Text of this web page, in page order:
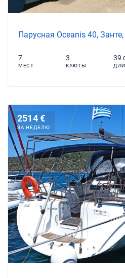
Парусная Oceanis 40, Занте,
7
МЕСТ
3
КАЮТЫ
39
2514 €
ЗА НЕДЕЛЮ